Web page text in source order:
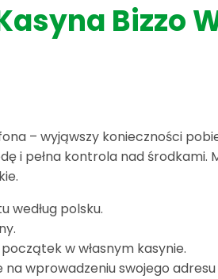
Bizzo
– wyjąwszy konieczności
i pełna kontrola nad
według polsku.
w własnym kasynie.
wprowadzeniu swojego